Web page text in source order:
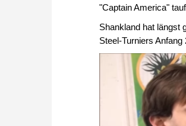
"Captain America"
Shankland hat längst
Steel-Turniers Anfang